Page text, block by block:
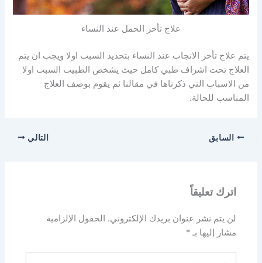
علاج تأخر الحمل عند النساء
يتم علاج تأخر الانجاب عند النساء بتحديد السبب اولا ويجب ان يتم
العلاج تحت اشراف طبي كامل حيث يشخص الطبيب السبب اولا
من الاسباب التي ذكرناها في مقالنا ثم يقوم بوصف العلاج
المناسب للحالة.
السابق التالي
اترك تعليقاً
لن يتم نشر عنوان بريدك الإلكتروني. الحقول الإلزامية
مشار إليها بـ*